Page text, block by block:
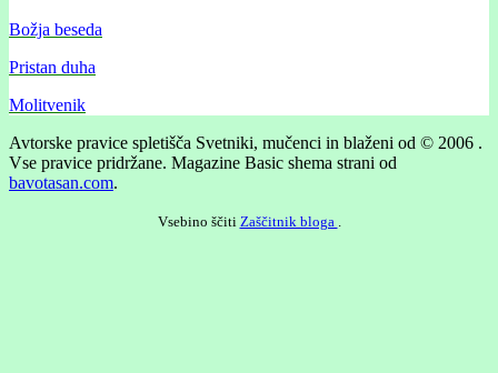
Božja beseda
Pristan duha
Molitvenik
Avtorske pravice spletišča Svetniki, mučenci in blaženi od © 2006 .
Vse pravice pridržane. Magazine Basic shema strani od
bavotasan.com.
Vsebino ščiti Zaščitnik bloga .